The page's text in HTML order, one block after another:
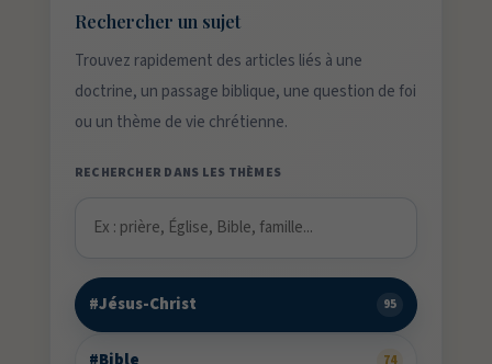
Rechercher un sujet
Trouvez rapidement des articles liés à une
doctrine, un passage biblique, une question de foi
ou un thème de vie chrétienne.
RECHERCHER DANS LES THÈMES
#Jésus-Christ 95
74